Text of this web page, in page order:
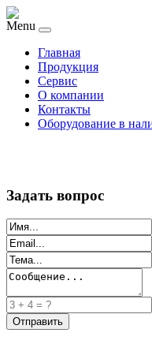
Menu
Главная
Продукция
Сервис
О компании
Контакты
Оборудование в
Задать вопрос